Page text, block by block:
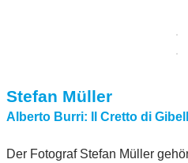
Stefan Müller
Alberto Burri: Il Cretto di
Der Fotograf Stefan Müller